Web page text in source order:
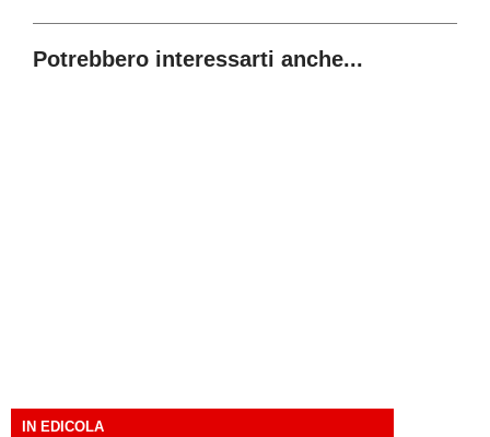
Potrebbero interessarti anche...
IN EDICOLA